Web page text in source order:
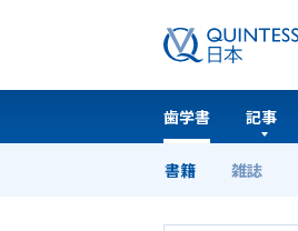
歯学書
書籍 雑誌
記事
ホーム 歯学書